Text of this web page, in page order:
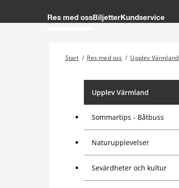
Res med ossBiljetterKundservice
Start / Res med oss / Upplev Värmland
Upplev Värmland
Sommartips - Båtbuss
Naturupplevelser
Sevärdheter och kultur